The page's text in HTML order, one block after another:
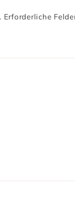
Erforderliche